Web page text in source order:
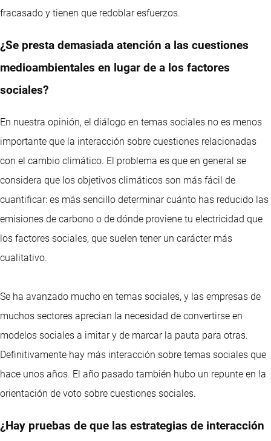
fracasado y tienen que redoblar esfuerzos.
¿Se presta demasiada atención a las cuestiones
medioambientales en lugar de a los factores
sociales?
En nuestra opinión, el diálogo en temas sociales no es menos
importante que la interacción sobre cuestiones relacionadas
con el cambio climático. El problema es que en general se
considera que los objetivos climáticos son más fácil de
cuantificar: es más sencillo determinar cuánto has reducido las
emisiones de carbono o de dónde proviene tu electricidad que
los factores sociales, que suelen tener un carácter más
cualitativo.
Se ha avanzado mucho en temas sociales, y las empresas de
muchos sectores aprecian la necesidad de convertirse en
modelos sociales a imitar y de marcar la pauta para otras.
Definitivamente hay más interacción sobre temas sociales que
hace unos años. El año pasado también hubo un repunte en la
orientación de voto sobre cuestiones sociales.
¿Hay pruebas de que las estrategias de interacción